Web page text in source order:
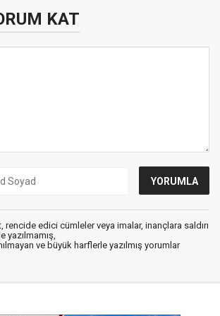
KAT
rencide edici cümleler veya imalar, inançlara saldırı
yazılmamış,
ve büyük harflerle yazılmış yorumlar